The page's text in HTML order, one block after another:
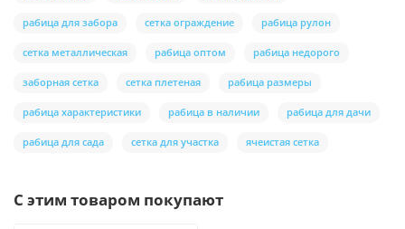
рабица для забора сетка ограждение рабица рулон
сетка металлическая рабица оптом рабица недорого
заборная сетка сетка плетеная рабица размеры
рабица характеристики рабица в наличии рабица для дачи
рабица для сада сетка для участка ячеистая сетка
С этим товаром покупают